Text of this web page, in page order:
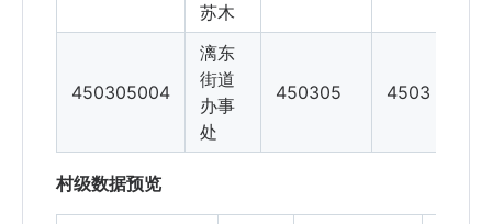
苏木
450305004
漓东
街道
办事
处
450305 4503
村级数据预览